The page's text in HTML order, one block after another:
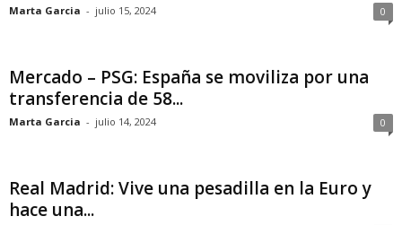
Marta Garcia - julio 15, 2024 0
Mercado – PSG: España se moviliza por una
transferencia de 58...
Marta Garcia - julio 14, 2024 0
Real Madrid: Vive una pesadilla en la Euro y
hace una...